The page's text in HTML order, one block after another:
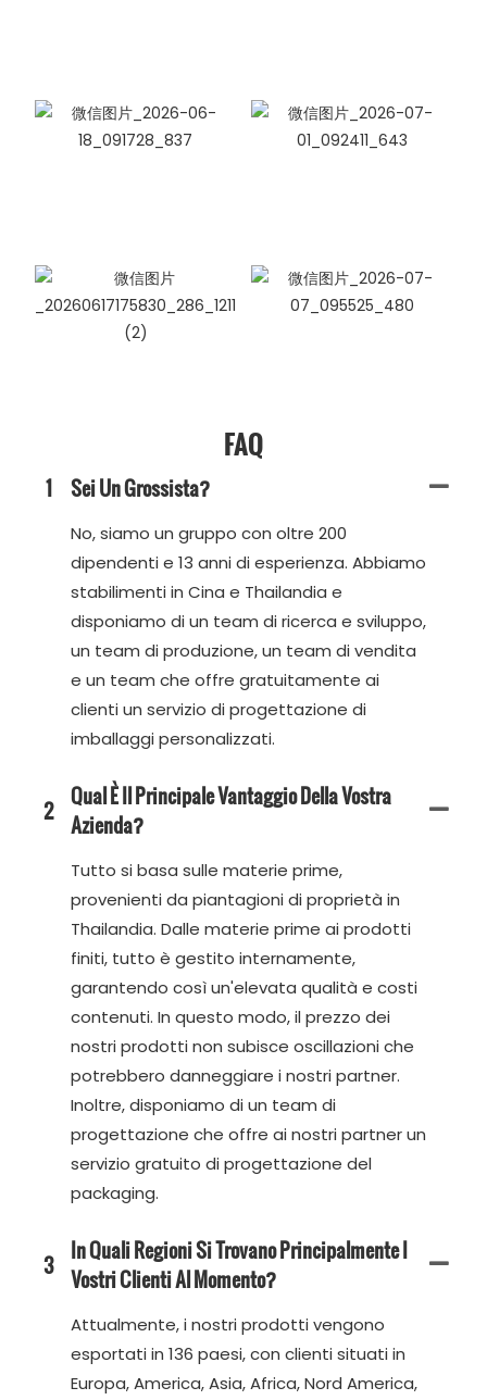
FAQ
1 Sei Un Grossista?
No, siamo un gruppo con oltre 200
dipendenti e 13 anni di esperienza. Abbiamo
stabilimenti in Cina e Thailandia e
disponiamo di un team di ricerca e sviluppo,
un team di produzione, un team di vendita
e un team che offre gratuitamente ai
clienti un servizio di progettazione di
imballaggi personalizzati.
2 Qual È Il Principale Vantaggio Della Vostra
Azienda?
Tutto si basa sulle materie prime,
provenienti da piantagioni di proprietà in
Thailandia. Dalle materie prime ai prodotti
finiti, tutto è gestito internamente,
garantendo così un'elevata qualità e costi
contenuti. In questo modo, il prezzo dei
nostri prodotti non subisce oscillazioni che
potrebbero danneggiare i nostri partner.
Inoltre, disponiamo di un team di
progettazione che offre ai nostri partner un
servizio gratuito di progettazione del
packaging.
3 In Quali Regioni Si Trovano Principalmente I
Vostri Clienti Al Momento?
Attualmente, i nostri prodotti vengono
esportati in 136 paesi, con clienti situati in
Europa, America, Asia, Africa, Nord America,